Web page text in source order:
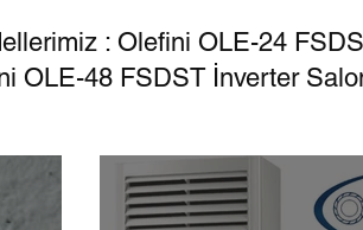
Olefini Genel Tip Hava Perdesi
: Olefini OLE-24
OLE-48 FSDST İnverter